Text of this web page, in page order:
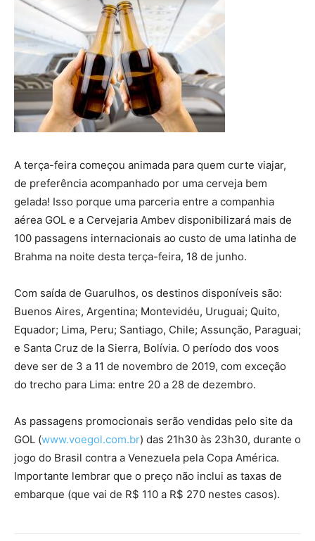
A terça-feira começou animada para quem curte viajar,
de preferência acompanhado por uma cerveja bem
gelada! Isso porque uma parceria entre a companhia
aérea GOL e a Cervejaria Ambev disponibilizará mais de
100 passagens internacionais ao custo de uma latinha de
Brahma na noite desta terça-feira, 18 de junho.
Com saída de Guarulhos, os destinos disponíveis são:
Buenos Aires, Argentina; Montevidéu, Uruguai; Quito,
Equador; Lima, Peru; Santiago, Chile; Assunção, Paraguai;
e Santa Cruz de la Sierra, Bolívia. O período dos voos
deve ser de 3 a 11 de novembro de 2019, com exceção
do trecho para Lima: entre 20 a 28 de dezembro.
As passagens promocionais serão vendidas pelo site da
GOL (www.voegol.com.br) das 21h30 às 23h30, durante o
jogo do Brasil contra a Venezuela pela Copa América.
Importante lembrar que o preço não inclui as taxas de
embarque (que vai de R$ 110 a R$ 270 nestes casos).